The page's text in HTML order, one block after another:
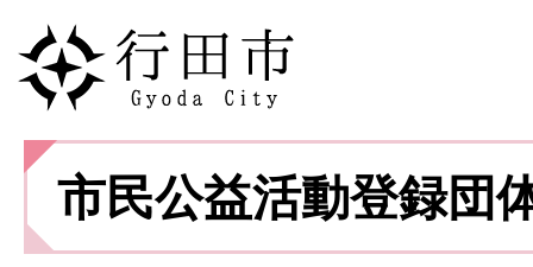
市民公益活動登録団